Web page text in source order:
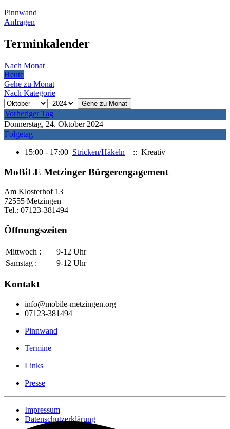
Pinnwand
Anfragen
Terminkalender
Nach Monat
Heute
Gehe zu Monat
Nach Kategorie
Gehe zu Monat
Vorheriger Tag
Donnerstag, 24. Oktober 2024
Folgetag
15:00 - 17:00 Stricken/Häkeln :: Kreativ
MoBiLE Metzinger Bürgerengagement
Am Klosterhof 13
72555 Metzingen
Tel.: 07123-381494
Öffnungszeiten
Mittwoch :
9-12 Uhr
Samstag :
9-12 Uhr
Kontakt
info@mobile-metzingen.org
07123-381494
Pinnwand
Termine
Links
Presse
Impressum
Datenschutzerklärung